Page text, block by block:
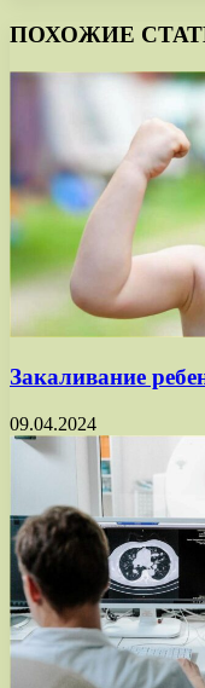
ПОХОЖИЕ
Закаливание
09.04.2024